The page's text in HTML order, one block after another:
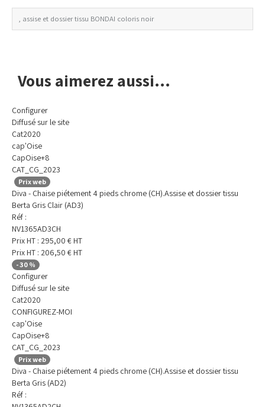
Avis de non-responsabilité concernant les couleurs
, assise et dossier tissu BONDAI coloris noir
Vous aimerez aussi...
Configurer
Diffusé sur le site
Cat2020
cap'Oise
CapOise+8
CAT_CG_2023
Prix web
Diva - Chaise piétement 4 pieds chrome (CH).Assise et dossier tissu
Berta Gris Clair (AD3)
Réf :
NV1365AD3CH
Prix HT : 295,00 € HT
Prix HT : 206,50 € HT
-30 %
Configurer
Diffusé sur le site
Cat2020
CONFIGUREZ-MOI
cap'Oise
CapOise+8
CAT_CG_2023
Prix web
Diva - Chaise piétement 4 pieds chrome (CH).Assise et dossier tissu
Berta Gris (AD2)
Réf :